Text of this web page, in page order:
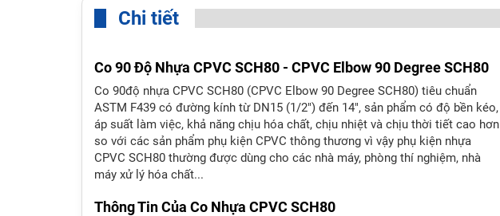
Chi tiết
Co 90 Độ Nhựa CPVC SCH80 - CPVC Elbow 90 Degree SCH80
Co 90độ nhựa CPVC SCH80 (CPVC Elbow 90 Degree SCH80) tiêu chuẩn
ASTM F439 có đường kính từ DN15 (1/2") đến 14", sản phẩm có độ bền kéo,
áp suất làm việc, khả năng chịu hóa chất, chịu nhiệt và chịu thời tiết cao hơn
so với các sản phẩm phụ kiện CPVC thông thương vì vậy phụ kiện nhựa
CPVC SCH80 thường được dùng cho các nhà máy, phòng thí nghiệm, nhà
máy xử lý hóa chất...
Thông Tin Của Co Nhựa CPVC SCH80